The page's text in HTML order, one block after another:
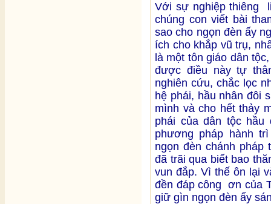
Với sự nghiệp thiêng
chúng con viết bài
sao cho ngọn đèn ấy
ích cho khắp vũ trụ,
là một tôn giáo dân
được điều này tự
nghiên cứu, chắc lọc
hệ phái, hầu nhân đôi
mình và cho hết thảy
phái của dân tộc
phương pháp hành
ngọn đèn chánh pháp
đã trãi qua biết bao
vun đắp. Vì thế ôn lại
đền đáp công ơn của
giữ gìn ngọn đèn ấy